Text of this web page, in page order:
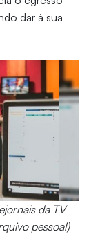
dar à sua
da TV
pessoal)